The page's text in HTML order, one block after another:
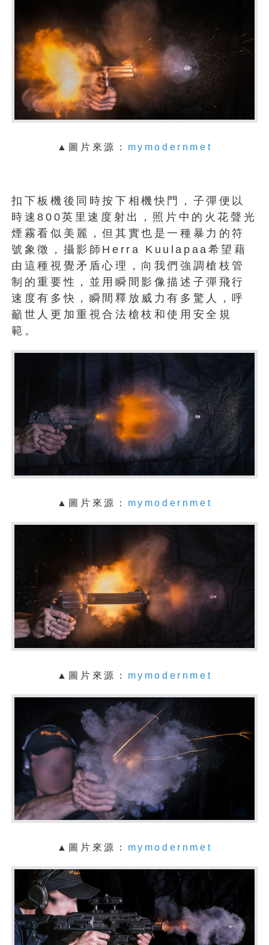
▲圖片來源： mymodernmet
扣下板機後同時按下相機快門，子彈便以
時速800英里速度射出，照片中的火花聲光
煙霧看似美麗，但其實也是一種暴力的符
號象徵，攝影師Herra Kuulapaa希望藉
由這種視覺矛盾心理，向我們強調槍枝管
制的重要性，並用瞬間影像描述子彈飛行
速度有多快，瞬間釋放威力有多驚人，呼
籲世人更加重視合法槍枝和使用安全規
範。
▲圖片來源： mymodernmet
▲圖片來源： mymodernmet
▲圖片來源： mymodernmet